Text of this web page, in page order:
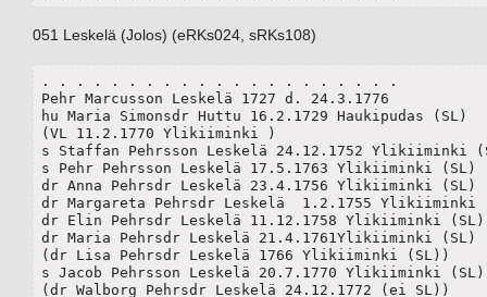
051 Leskelä (Jolos) (eRKs024, sRKs108)
. . . . . . . . . . . . . . . . . . . . .
Pehr Marcusson Leskelä 1727 d. 24.3.1776
hu Maria Simonsdr Huttu 16.2.1729 Haukipudas (SL)
(VL 11.2.1770 Ylikiiminki )
s Staffan Pehrsson Leskelä 24.12.1752 Ylikiiminki
s Pehr Pehrsson Leskelä 17.5.1763 Ylikiiminki (SL)
dr Anna Pehrsdr Leskelä 23.4.1756 Ylikiiminki (SL)
dr Margareta Pehrsdr Leskelä  1.2.1755
dr Elin Pehrsdr Leskelä 11.12.1758 Ylikiiminki
dr Maria Pehrsdr Leskelä 21.4.1761Ylikiiminki (SL)
(dr Lisa Pehrsdr Leskelä 1766 Ylikiiminki (SL))
s Jacob Pehrsson Leskelä 20.7.1770 Ylikiiminki (SL)
(dr Walborg Pehrsdr Leskelä 24.12.1772 (ei SL))